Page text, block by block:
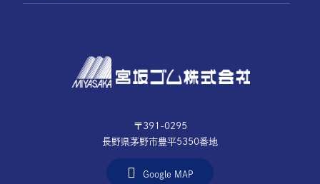
〒391-0295
長野県茅野市豊平5350番地
Google MAP